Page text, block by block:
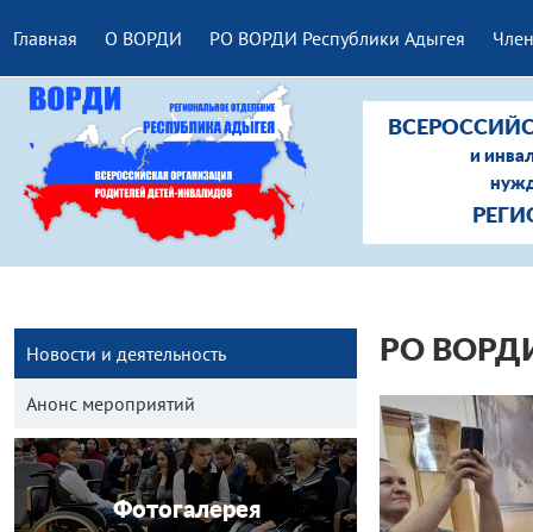
Главная О ВОРДИ РО ВОРДИ Республики Адыгея
и
Новости и деятельность
Анонс мероприятий
Фотогалерея
РО ВОРДИ